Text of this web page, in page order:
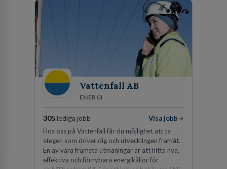
den största privata återförsäljaren av Volvo
Lastvagnar och finns representerade på 20
Vattenfall AB
ENERGI
305lediga jobb
Visa jobb
Hos oss på Vattenfall får du möjlighet att ta
stegen som driver dig och utvecklingen framåt.
En av våra främsta utmaningar är att hitta nya,
effektiva och förnybara energikällor för